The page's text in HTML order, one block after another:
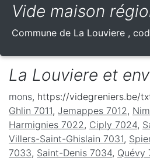
Vide maison
Commune de La Louviere ,
La Louviere et
mons, https://videgreniers.be/
Ghlin 7011, Jemappes 7012 ,
Harmignies 7022 , Ciply 7024,
Villers-Saint-Ghislain 7031,
7033, Saint-Denis 7034, Quévy